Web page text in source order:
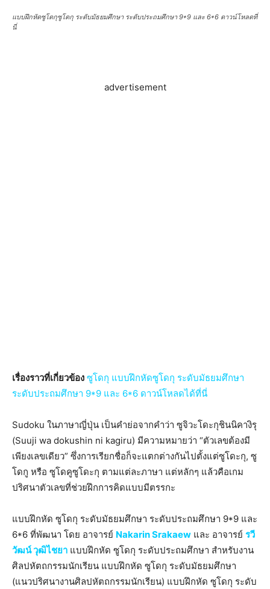
แบบฝึกหัดซูโดกุซูโดกุ ระดับมัธยมศึกษา ระดับประถมศึกษา 9*9 และ 6*6 ดาวน์โหลดที่
นี่
advertisement
เรื่องราวที่เกี่ยวข้อง ซูโดกุ แบบฝึกหัดซูโดกุ ระดับมัธยมศึกษา
ระดับประถมศึกษา 9*9 และ 6*6 ดาวน์โหลดได้ที่นี่
Sudoku ในภาษาญี่ปุ่น เป็นคำย่อจากคำว่า ซูจิวะโดะกุชินนิคางิรุ
(Suuji wa dokushin ni kagiru) มีความหมายว่า “ตัวเลขต้องมี
เพียงเลขเดียว” ซึ่งการเรียกชื่อก็จะแตกต่างกันไปตั้งแต่ซูโดะกุ, ซู
โดกู หรือ ซูโดคูซูโดะกุ ตามแต่ละภาษา แต่หลักๆ แล้วคือเกม
ปริศนาตัวเลขที่ช่วยฝึกการคิดแบบมีตรรกะ
แบบฝึกหัด ซูโดกุ ระดับมัธยมศึกษา ระดับประถมศึกษา 9*9 และ
6*6 ที่พัฒนา โดย อาจารย์ Nakarin Srakaew และ อาจารย์ รวี
วัฒน์ วุฒิไชยา แบบฝึกหัด ซูโดกุ ระดับประถมศึกษา สำหรับงาน
ศิลปหัตถกรรมนักเรียน แบบฝึกหัด ซูโดกุ ระดับมัธยมศึกษา
(แนวปริศนางานศิลปหัตถกรรมนักเรียน) แบบฝึกหัด ซูโดกุ ระดับ